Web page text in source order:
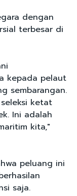
dengan
terbesar di
kepada pelaut
sembarangan.
ketat
Ini adalah
kita,"
peluang ini
saja.